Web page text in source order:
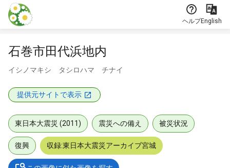
本文に飛ぶ
ヘルプEnglish
石巻市田代浜地内
イシノマキシ タシロハマ チナイ
提供元サイトで表示
東日本大震災 (2011) 震災への備え 被災状況
復興 収録:東日本大震災アーカイブ宮城